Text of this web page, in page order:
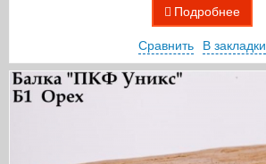
Подробнее
Сравнить В закладки